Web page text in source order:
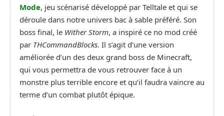
Mode, jeu scénarisé développé par Telltale et qui se
déroule dans notre univers bac à sable préféré. Son
boss final, le Wither Storm, a inspiré ce no mod créé
par THCommandBlocks. Il s’agit d’une version
améliorée d’un des deux grand boss de Minecraft,
qui vous permettra de vous retrouver face à un
monstre plus terrible encore et qu’il faudra vaincre au
terme d’un combat plutôt épique.